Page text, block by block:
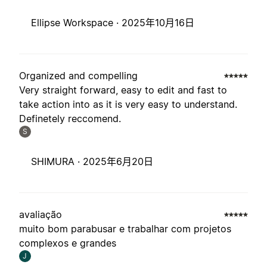
Ellipse Workspace · 2025年10月16日
Organized and compelling
Very straight forward, easy to edit and fast to
take action into as it is very easy to understand.
Definetely reccomend.
S
SHIMURA · 2025年6月20日
avaliação
muito bom parabusar e trabalhar com projetos
complexos e grandes
J